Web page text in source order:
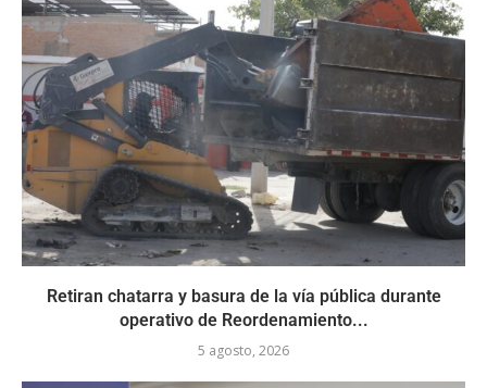
Retiran chatarra y basura de la vía pública durante
operativo de Reordenamiento...
5 agosto, 2026